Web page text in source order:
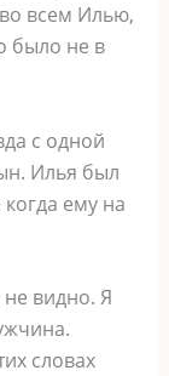
всем Илью,
было не в
с одной
Илья был
ему на
не видно. Я
словах